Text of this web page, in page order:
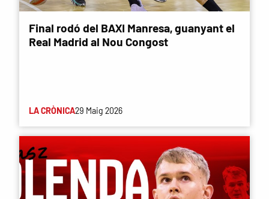
Final rodó del BAXI Manresa, guanyant el
Real Madrid al Nou Congost
LA CRÒNICA29 Maig 2026